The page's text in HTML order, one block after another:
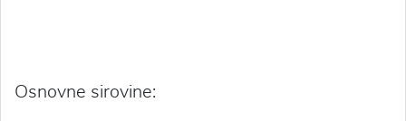
Osnovne sirovine: